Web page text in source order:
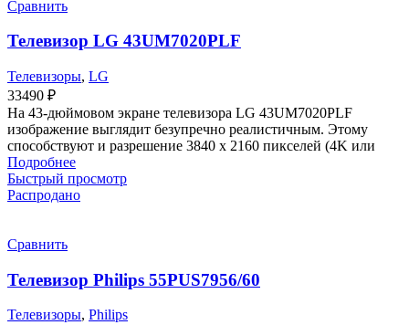
Сравнить
Телевизор LG 43UM7020PLF
Телевизоры, LG
33490 ₽
На 43-дюймовом экране телевизора LG 43UM7020PLF
изображение выглядит безупречно реалистичным. Этому
способствуют и разрешение 3840 х 2160 пикселей (4K или
Подробнее
Быстрый просмотр
Распродано
Сравнить
Телевизор Philips 55PUS7956/60
Телевизоры, Philips